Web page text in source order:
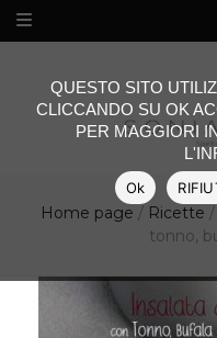
Home page / Ricette /
tonno,
QUESTO SITO
CLICCANDO SU OK
PER MAGGIORI
Ok